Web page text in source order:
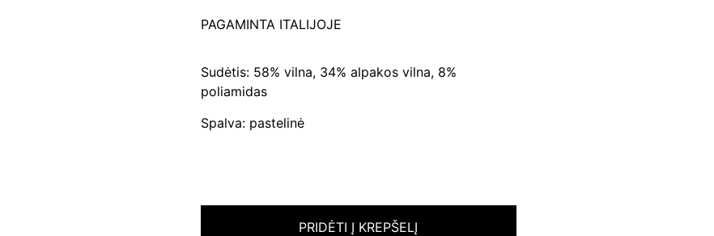
PAGAMINTA ITALIJOJE
Sudėtis: 58% vilna, 34% alpakos vilna, 8%
poliamidas
Spalva: pastelinė
PRIDĖTI Į KREPŠELĮ